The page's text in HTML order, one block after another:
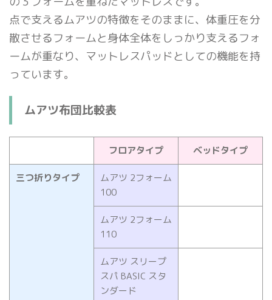
点で支えるムアツの特徴をそのままに、体重圧を分
散させるフォームと身体全体をしっかり支えるフォ
ームが重なり、マットレスパッドとしての機能を持
っています。
ムアツ布団比較表
フロアタイプ ベッドタイプ
三つ折りタイプ
ムアツ 2フォーム
100
ムアツ 2フォーム
110
ムアツ スリープ
スパ BASIC スタ
ンダード